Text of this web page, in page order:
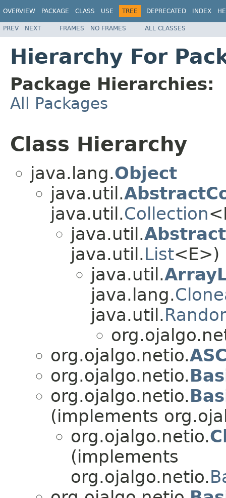
OVERVIEW PACKAGE CLASS USE TREE DEPRECATED INDEX
PREV NEXT FRAMES NO FRAMES ALL CLASSES
Hierarchy For
Package Hierarchies:
All Packages
Class Hierarchy
java.lang.Object
java.util.
java.util.Collection
java.util.
java.util.List<E>)
java.util.
java.lang.
java.util.
org.ojalgo.netio.
org.ojalgo.netio.
org.ojalgo.netio.
(implements
org.ojalgo.netio.
(implements
org.ojalgo.netio.